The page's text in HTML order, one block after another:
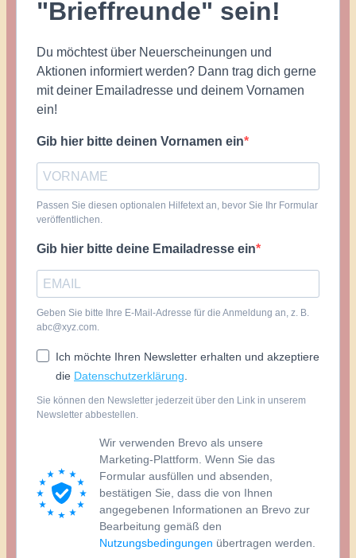
"Brieffreunde" sein!
Du möchtest über Neuerscheinungen und
Aktionen informiert werden? Dann trag dich gerne
mit deiner Emailadresse und deinem Vornamen
ein!
Gib hier bitte deinen Vornamen ein
Passen Sie diesen optionalen Hilfetext an, bevor Sie Ihr Formular
veröffentlichen.
Gib hier bitte deine Emailadresse ein
Geben Sie bitte Ihre E-Mail-Adresse für die Anmeldung an, z. B.
abc@xyz.com.
Ich möchte Ihren Newsletter erhalten und akzeptiere
die Datenschutzerklärung.
Sie können den Newsletter jederzeit über den Link in unserem
Newsletter abbestellen.
Wir verwenden Brevo als unsere
Marketing-Plattform. Wenn Sie das
Formular ausfüllen und absenden,
bestätigen Sie, dass die von Ihnen
angegebenen Informationen an Brevo zur
Bearbeitung gemäß den
Nutzungsbedingungen übertragen werden.